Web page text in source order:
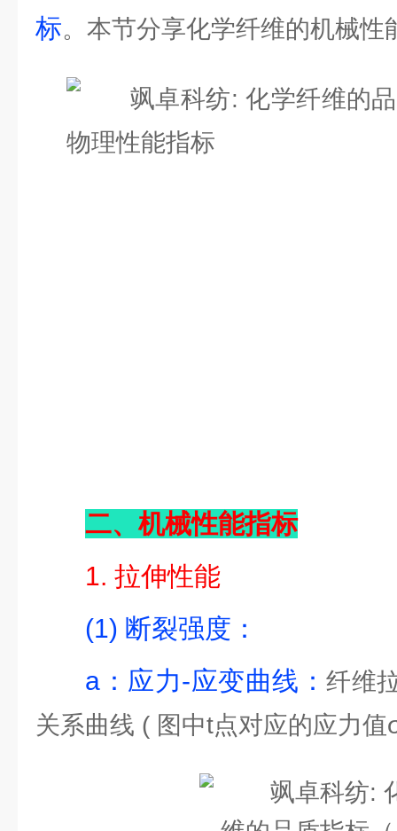
标。本节分享化学纤维的机械性
二、机械性能指标
1. 拉伸性能
(1) 断裂强度：
a：应力-应变曲线：纤维
关系曲线 ( 图中t点对应的应力